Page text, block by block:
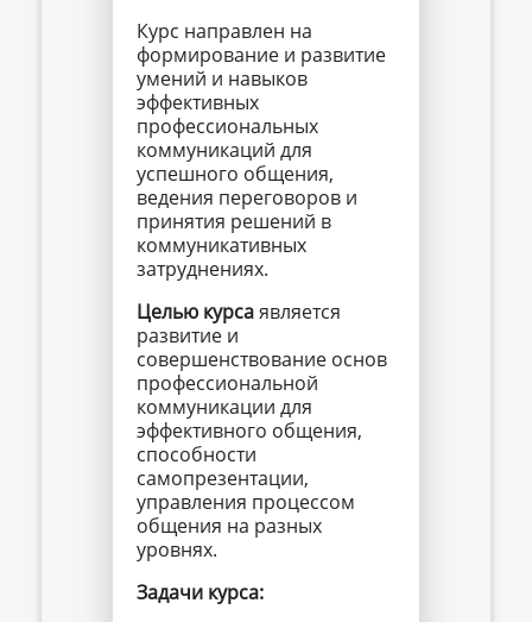
Курс направлен на
формирование и развитие
умений и навыков
эффективных
профессиональных
коммуникаций для
успешного общения,
ведения переговоров и
принятия решений в
коммуникативных
затруднениях.
Целью курсаявляется
развитие и
совершенствование основ
профессиональной
коммуникации для
эффективного общения,
способности
самопрезентации,
управления процессом
общения на разных
уровнях.
Задачи курса: